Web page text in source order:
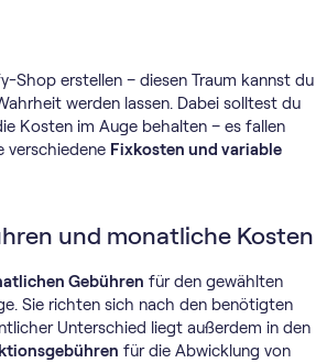
Shop erstellen – diesen Traum kannst du
werden lassen. Dabei solltest du
Kosten im Auge behalten – es fallen
verschiedene Fixkosten und variable
und monatliche Kosten
Gebühren für den gewählten
Sie richten sich nach den benötigten
Unterschied liegt außerdem in den
für die Abwicklung von